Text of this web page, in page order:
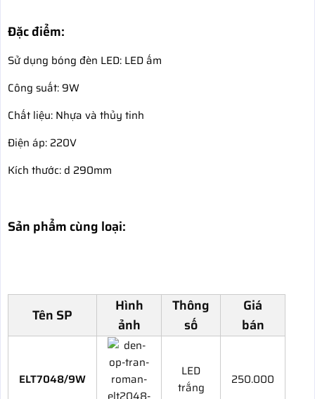
Đặc điểm:
Sử dụng bóng đèn LED: LED ấm
Công suất: 9W
Chất liệu: Nhựa và thủy tinh
Điện áp: 220V
Kích thước: d 290mm
Sản phẩm cùng loại:
Tên SP
Hình
ảnh
Thông
số
Giá
bán
ELT7048/9W
LED
trắng
250.000